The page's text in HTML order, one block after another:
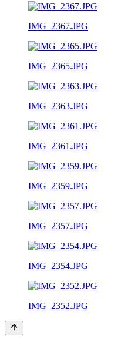
IMG_2367.JPG
IMG_2365.JPG
IMG_2363.JPG
IMG_2361.JPG
IMG_2359.JPG
IMG_2357.JPG
IMG_2354.JPG
IMG_2352.JPG